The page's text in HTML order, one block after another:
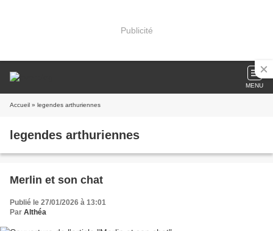
Publicité
MENU
Accueil » legendes arthuriennes
legendes arthuriennes
Merlin et son chat
Publié le 27/01/2026 à 13:01
Par Althéa